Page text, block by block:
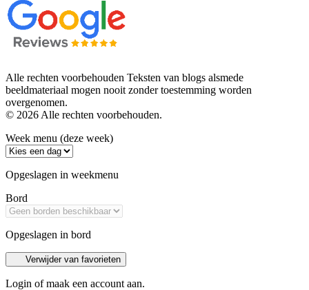
Alle rechten voorbehouden Teksten van blogs alsmede
beeldmateriaal mogen nooit zonder toestemming worden
overgenomen.
© 2026 Alle rechten voorbehouden.
Week menu (deze week)
Opgeslagen in weekmenu
Bord
Opgeslagen in bord
Verwijder van favorieten
Login of maak een account aan.